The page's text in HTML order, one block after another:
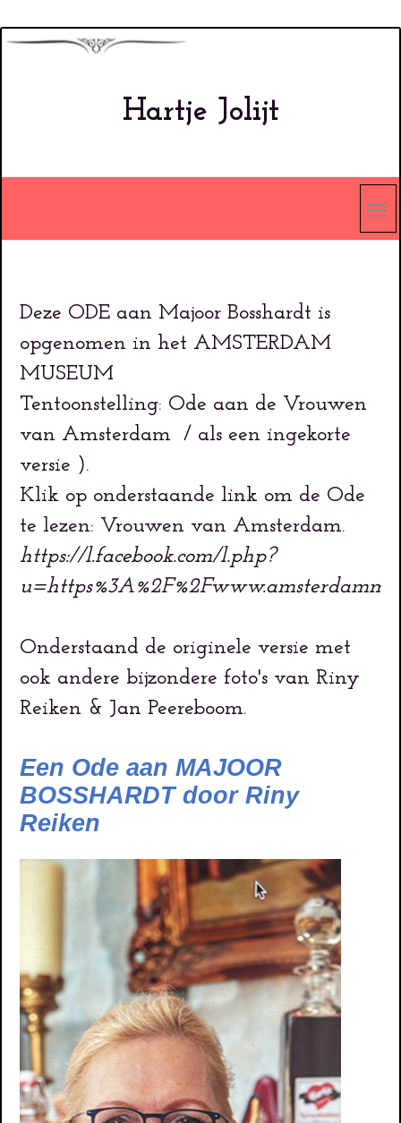
Overslaan
Hartje Jolijt
Deze ODE aan Majoor Bosshardt is
opgenomen in het AMSTERDAM
MUSEUM
Tentoonstelling: Ode aan de Vrouwen
van Amsterdam / als een ingekorte
versie ).
Klik op onderstaande link om de Ode
te lezen: Vrouwen van Amsterdam.
https://l.facebook.com/l.php?
Onderstaand de originele versie met
ook andere bijzondere foto's van Riny
Reiken & Jan Peereboom.
Een Ode aan MAJOOR
BOSSHARDT door Riny
Reiken